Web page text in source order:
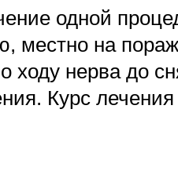
одной
местно на
ходу нерва до
Курс